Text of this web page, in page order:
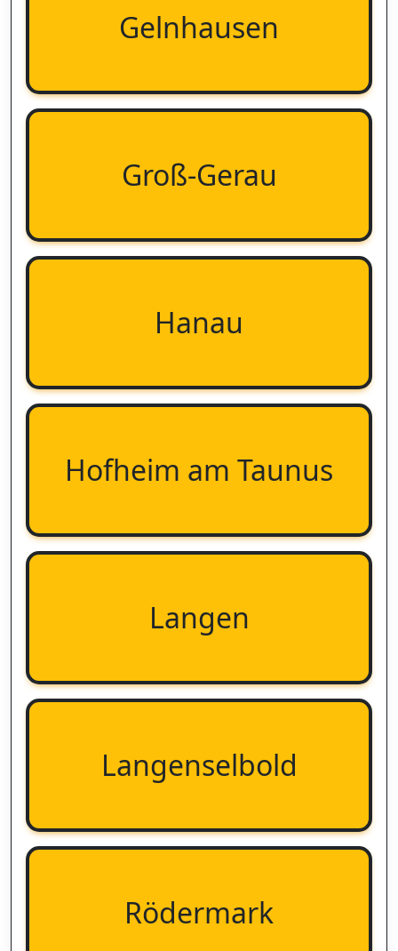
Gelnhausen
Groß-Gerau
Hanau
Hofheim am Taunus
Langen
Langenselbold
Rödermark